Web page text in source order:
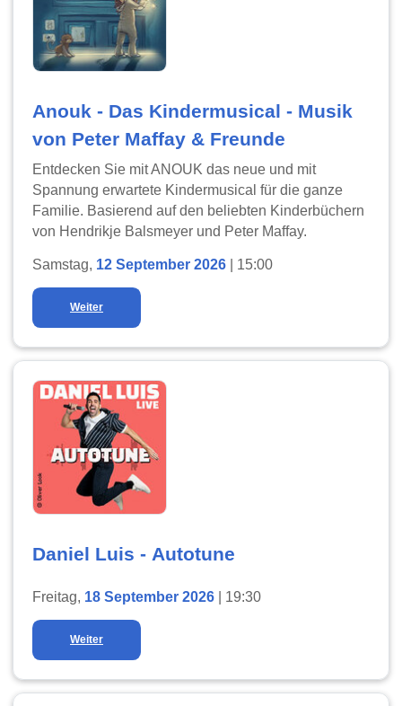
Anouk - Das Kindermusical - Musik
von Peter Maffay & Freunde
Entdecken Sie mit ANOUK das neue und mit
Spannung erwartete Kindermusical für die ganze
Familie. Basierend auf den beliebten Kinderbüchern
von Hendrikje Balsmeyer und Peter Maffay.
Samstag, 12 September 2026 | 15:00
Weiter
Daniel Luis - Autotune
Freitag, 18 September 2026 | 19:30
Weiter